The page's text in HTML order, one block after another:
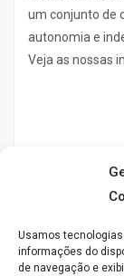
Usamos
informações do
de navegação e
um conjunto de
autonomia e
Veja as nossas